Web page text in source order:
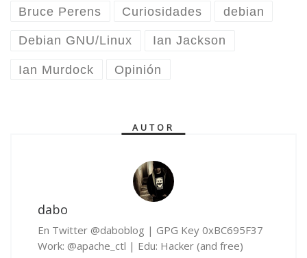
Bruce Perens Curiosidades debian
Debian GNU/Linux Ian Jackson
Ian Murdock Opinión
AUTOR
dabo
En Twitter @daboblog | GPG Key 0xBC695F37
Work: @apache_ctl | Edu: Hacker (and free)